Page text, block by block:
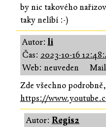
by nic takového
taky nelíbí :-)
Autor:li
Čas: 2023-10-16
Web: neuveden
Zde všechno
https://
Autor: Regis2